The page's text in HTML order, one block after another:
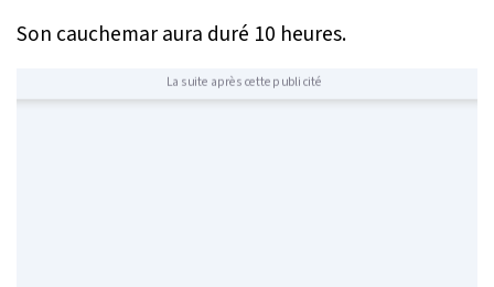
Son cauchemar aura duré 10 heures.
La suite après cette publicité